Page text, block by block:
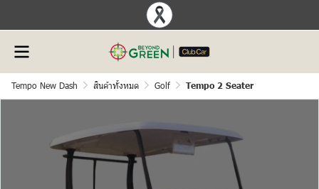
Tempo New Dash สินค้าทั้งหมด Golf Tempo 2 Seater